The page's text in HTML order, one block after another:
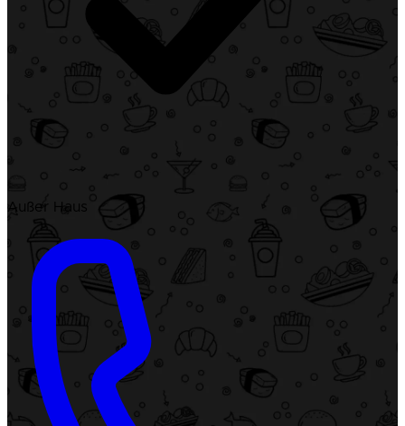
Außer Haus